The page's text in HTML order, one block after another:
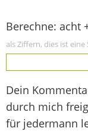
Berechne: acht
als Ziffern, dies ist
Dein
durch mich
für jedermann